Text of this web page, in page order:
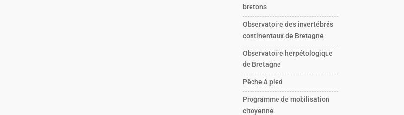
bretons
Observatoire des invertébrés
continentaux de Bretagne
Observatoire herpétologique
de Bretagne
Pêche à pied
Programme de mobilisation
citoyenne